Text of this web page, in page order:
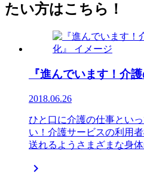
たい方はこちら！
『進んでいます！介
2018.06.26
ひと口に介護の仕事とい
い！介護サービスの利用
送れるようさまざまな身
